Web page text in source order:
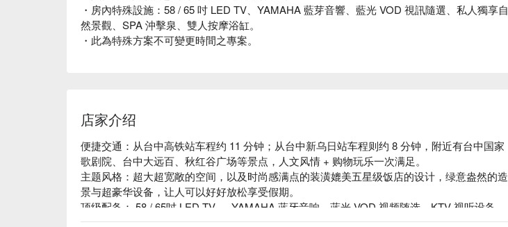
・房內特殊設施：58 / 65 吋 LED TV、YAMAHA 藍芽音響、藍光 VOD 視訊隨選、私人獨享自
然景觀、SPA 沖擊泉、雙人按摩浴缸。
・此為特殊方案不可變更時間之專案。
店家介绍
便捷交通：从台中高铁站车程约 11 分钟；从台中新乌日站车程则约 8 分钟，附近有台中国家
歌剧院、台中大远百、秋红谷广场等景点，人文风情 + 购物玩乐一次满足。
主题风格：超大超宽敞的空间，以及时尚感满点的装潢媲美五星级饭店的设计，绿意盎然的造
景与超豪华设备，让人可以好好放松享受假期。
顶级配备： 58 / 65吋 LED TV 、 YAMAHA 蓝牙音响、蓝光 VOD 视频随选、KTV 视听设备